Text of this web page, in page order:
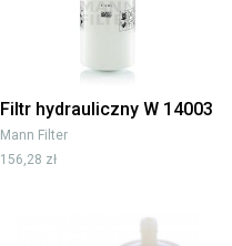
Filtr hydrauliczny W 14003
Mann Filter
156,28 zł